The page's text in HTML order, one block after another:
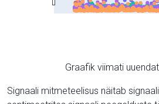
Graafik viimati
Signaali mitmeteelisus näitab